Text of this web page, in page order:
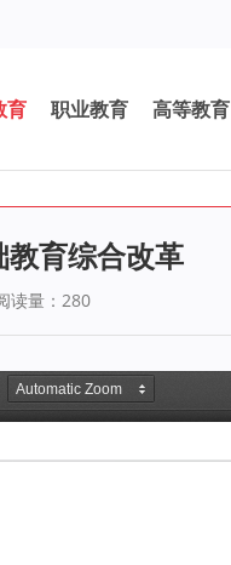
育 职业教育 高等教育
育综合改革
读量： 280